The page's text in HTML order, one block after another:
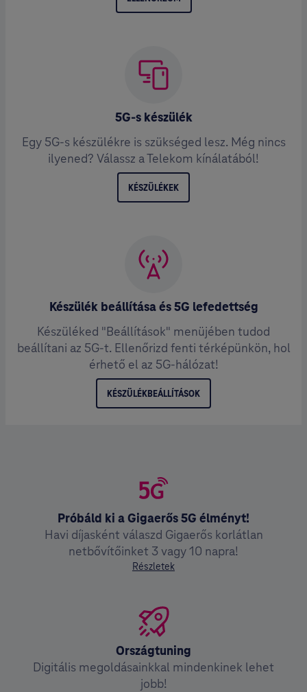
5G-s készülék
Egy 5G-s készülékre is szükséged lesz. Még nincs
ilyened? Válassz a Telekom kínálatából!
KÉSZÜLÉKEK
Készülék beállítása és 5G lefedettség
Készüléked "Beállítások" menüjében tudod
beállítani az 5G-t. Ellenőrizd fenti térképünkön, hol
érhető el az 5G-hálózat!
KÉSZÜLÉKBEÁLLÍTÁSOK
Próbáld ki a Gigaerős 5G élményt!
Havi díjasként válaszd Gigaerős korlátlan
netbővítőinket 3 vagy 10 napra!
Részletek
Országtuning
Digitális megoldásainkkal mindenkinek lehet
jobb!